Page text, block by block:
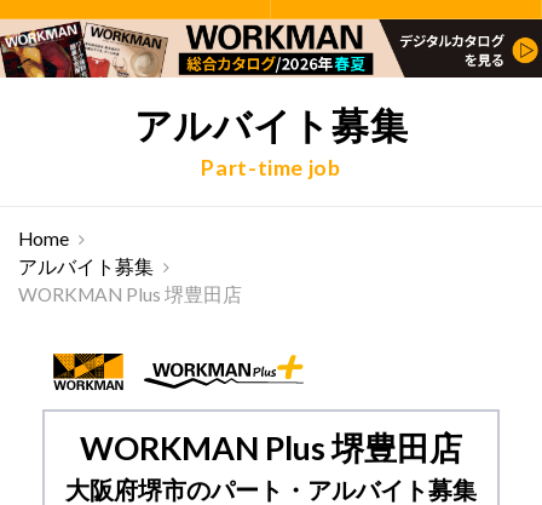
アルバイト募集
Part-time job
Home
アルバイト募集
WORKMAN Plus 堺豊田店
WORKMAN Plus 堺豊田店
大阪府堺市のパート・アルバイト募集